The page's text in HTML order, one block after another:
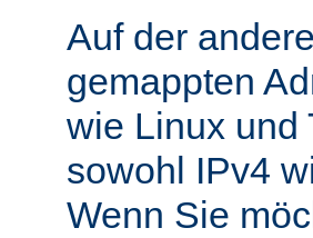
Auf der
gemappten
wie Linux
sowohl IPv4
Wenn Sie